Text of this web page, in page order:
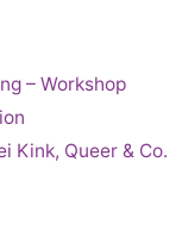
– Workshop
Kink, Queer & Co.